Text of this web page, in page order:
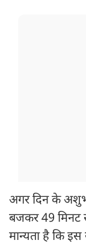
अगर दिन के
बजकर 49 मिनट
मान्यता है कि